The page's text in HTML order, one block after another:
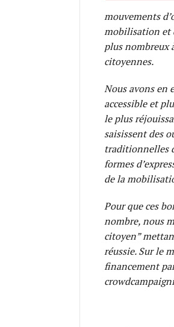
mouvements
mobilisation et
plus nombreux
citoyennes.
Nous avons en
accessible et
le plus
saisissent des
traditionnelles
formes
de la
Pour que ces
nombre, nous
citoyen”
réussie. Sur le
financement